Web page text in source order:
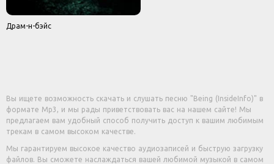
Драм-н-бэйс
Вы ищете возможность скачать и слушать песню "Being (InsideInfo)" в
формате Mp3, и мы рады приветствовать вас на нашем сайте! Мы
предлагаем вам удобный способ получить доступ к вашим любимым
трекам в самом высоком качестве.
Мы гарантируем высокое качество аудиозаписей и быструю загрузку
файлов. Вы сможете наслаждаться вашей любимой музыкой в самом